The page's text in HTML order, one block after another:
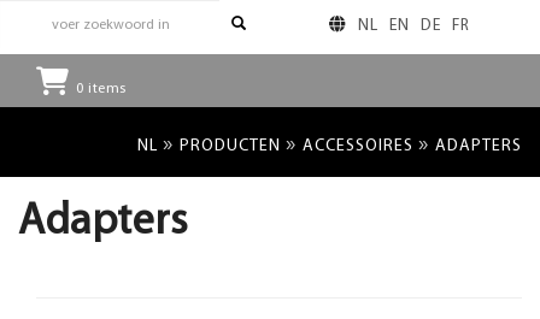
NL EN DE FR
0 items
NL » PRODUCTEN » ACCESSOIRES » ADAPTERS
Adapters